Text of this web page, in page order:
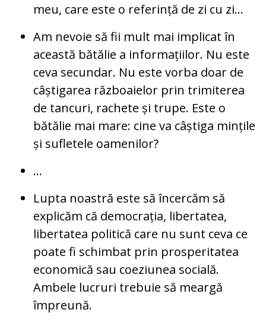
meu, care este o referință de zi cu zi...
Am nevoie să fii mult mai implicat în
această bătălie a informațiilor. Nu este
ceva secundar. Nu este vorba doar de
câștigarea războaielor prin trimiterea
de tancuri, rachete și trupe. Este o
bătălie mai mare: cine va câștiga mințile
și sufletele oamenilor?
...
Lupta noastră este să încercăm să
explicăm că democrația, libertatea,
libertatea politică care nu sunt ceva ce
poate fi schimbat prin prosperitatea
economică sau coeziunea socială.
Ambele lucruri trebuie să meargă
împreună.